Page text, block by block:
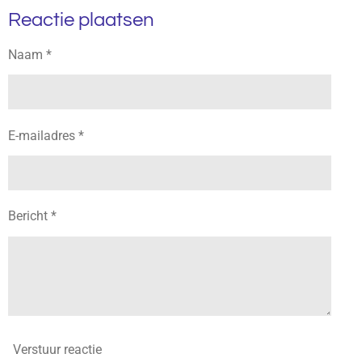
e
n
l
r
e
e
n
Reactie plaatsen
Naam *
E-mailadres *
Bericht *
Verstuur reactie